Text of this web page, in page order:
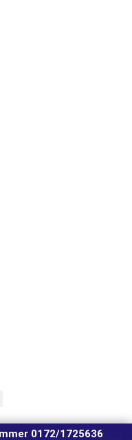
0172/1725636